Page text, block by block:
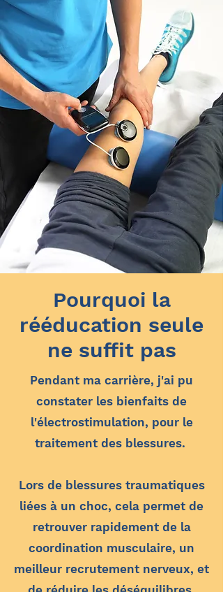
Pourquoi la
rééducation seule
ne suffit pas
Pendant ma carrière, j'ai pu
constater les bienfaits de
l'électrostimulation, pour le
traitement des blessures.
Lors de blessures traumatiques
liées à un choc, cela permet de
retrouver rapidement de la
coordination musculaire, un
meilleur recrutement nerveux, et